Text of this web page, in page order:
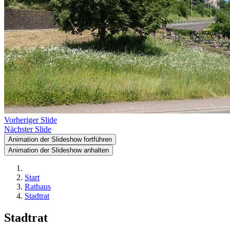
Vorheriger Slide
Nächster Slide
Animation der Slideshow fortführen
Animation der Slideshow anhalten
Start
Rathaus
Stadtrat
Stadtrat